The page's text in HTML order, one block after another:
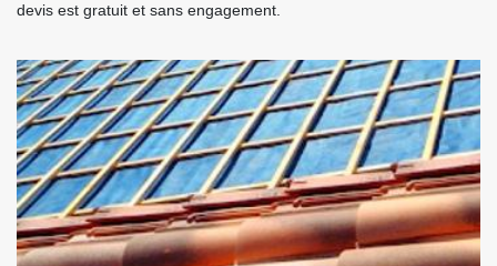
devis est gratuit et sans engagement.